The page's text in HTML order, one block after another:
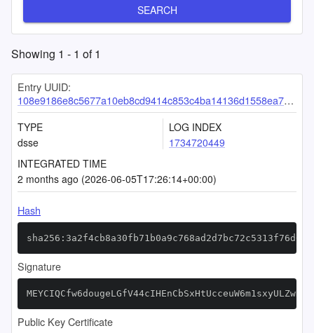
SEARCH
Showing 1 - 1 of1
Entry UUID:
108e9186e8c5677a10eb8cd9414c853c4ba14136d1558ea7d98e447cf44ee4372b81bd39762fa64d
TYPE
dsse
LOG INDEX
1734720449
INTEGRATED TIME
2 months ago (2026-06-05T17:26:14+00:00)
Hash
Signature
Public Key Certificate